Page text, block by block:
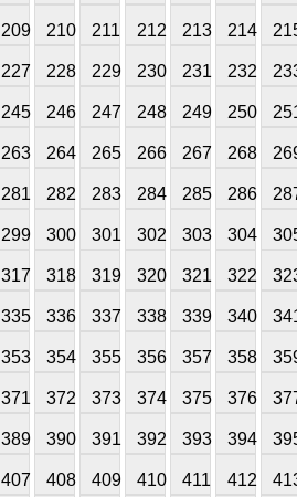
209 210 211 212 213 214
227 228 229 230 231 232
245 246 247 248 249 250
263 264 265 266 267 268
281 282 283 284 285 286
299 300 301 302 303 304
317 318 319 320 321 322
335 336 337 338 339 340
353 354 355 356 357 358
371 372 373 374 375 376
389 390 391 392 393 394
407 408 409 410 411 412